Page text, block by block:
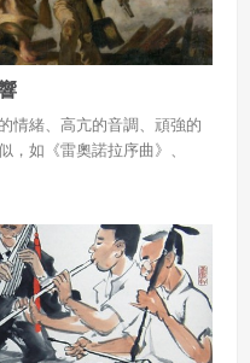
情緒、高亢的音調、頑強的
如《雷奧諾拉序曲》、
法國序曲風格，甚至是他聽
號交響曲《英雄》，都顯